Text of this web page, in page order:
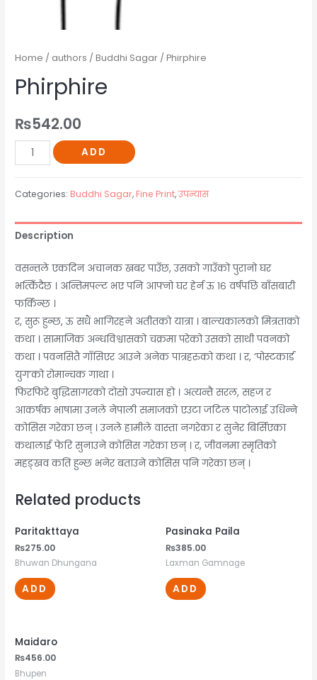
Home / authors /Buddhi Sagar / Phirphire
Phirphire
₨542.00
ADD
Categories: Buddhi Sagar, Fine Print,उपन्यास
Description
वसन्तले एकदिन अचानक खबर पाउँछ, उसको गाउँको पुरानो घर
भत्किँदैछ । अन्तिमपल्ट भए पनि आफ्नो घर हेर्न ऊ १६ वर्षपछि बाँसबारी
फर्किन्छ ।
र, सुरू हुन्छ, ऊ सधैं भागिरहने अतीतको यात्रा । बाल्यकालको मित्रताको
कथा । सामाजिक अन्धविश्वासको चक्रमा परेको उसको साथी पवनको
कथा । पवनसितै गाँसिएर आउने अनेक पात्रहरुको कथा । र, ‘पोस्टकार्ड
युग’को रोमान्चक गाथा ।
फिरफिरे बुद्धिसागरको दोस्रो उपन्यास हो । अत्यन्तै सरल, सहज र
आकर्षक भाषामा उनले नेपाली समाजको एउटा जटिल पाटोलाई उधिन्ने
कोसिस गरेका छन् । उनले हामीले वास्ता नगरेका र सुनेर बिर्सिएका
कथालाई फेरि सुनाउने कोसिस गरेका छन् । र, जीवनमा स्मृतिको
महङ्खव कति हुन्छ भनेर बताउने कोसिस पनि गरेका छन् ।
Related products
Paritakttaya
₨275.00
Bhuwan Dhungana
ADD
Pasinaka Paila
₨385.00
Laxman Gamnage
ADD
Maidaro
₨456.00
Bhupen